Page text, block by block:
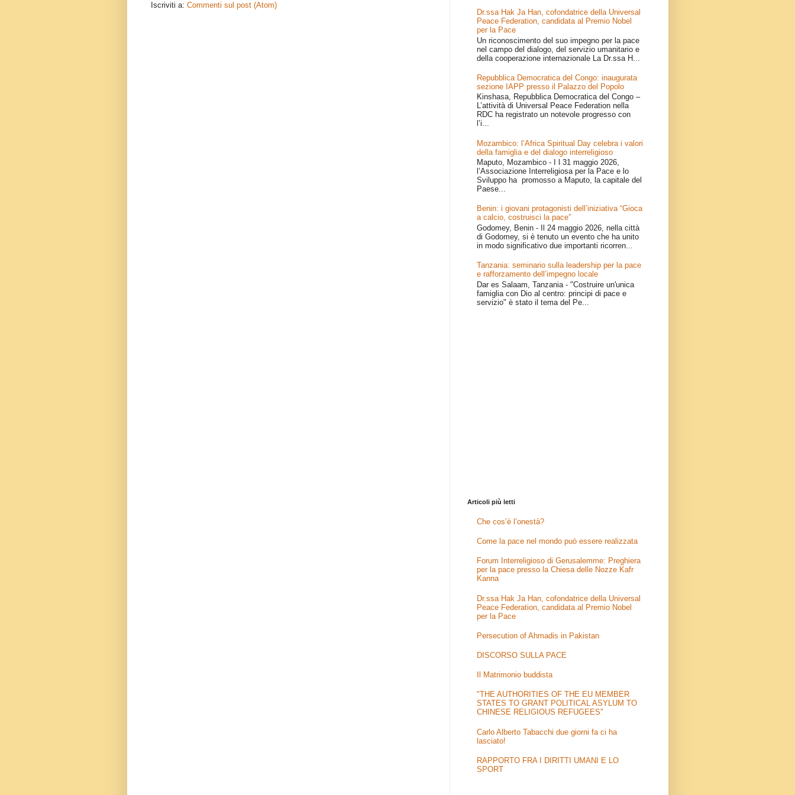
Iscriviti a: Commenti sul post (Atom)
Dr.ssa Hak Ja Han, cofondatrice della Universal
Peace Federation, candidata al Premio Nobel
per la Pace
Un riconoscimento del suo impegno per la pace
nel campo del dialogo, del servizio umanitario e
della cooperazione internazionale La Dr.ssa H...
Repubblica Democratica del Congo: inaugurata
sezione IAPP presso il Palazzo del Popolo
Kinshasa, Repubblica Democratica del Congo –
L’attività di Universal Peace Federation nella
RDC ha registrato un notevole progresso con
l’i...
Mozambico: l’Africa Spiritual Day celebra i valori
della famiglia e del dialogo interreligioso
Maputo, Mozambico - I l 31 maggio 2026,
l’Associazione Interreligiosa per la Pace e lo
Sviluppo ha promosso a Maputo, la capitale del
Paese...
Benin: i giovani protagonisti dell’iniziativa “Gioca
a calcio, costruisci la pace”
Godomey, Benin - Il 24 maggio 2026, nella città
di Godomey, si è tenuto un evento che ha unito
in modo significativo due importanti ricorren...
Tanzania: seminario sulla leadership per la pace
e rafforzamento dell’impegno locale
Dar es Salaam, Tanzania - "Costruire un'unica
famiglia con Dio al centro: principi di pace e
servizio" è stato il tema del Pe...
Articoli più letti
Che cos’è l’onestà?
Come la pace nel mondo può essere realizzata
Forum Interreligioso di Gerusalemme: Preghiera
per la pace presso la Chiesa delle Nozze Kafr
Kanna
Dr.ssa Hak Ja Han, cofondatrice della Universal
Peace Federation, candidata al Premio Nobel
per la Pace
Persecution of Ahmadis in Pakistan
DISCORSO SULLA PACE
Il Matrimonio buddista
"THE AUTHORITIES OF THE EU MEMBER
STATES TO GRANT POLITICAL ASYLUM TO
CHINESE RELIGIOUS REFUGEES"
Carlo Alberto Tabacchi due giorni fa ci ha
lasciato!
RAPPORTO FRA I DIRITTI UMANI E LO
SPORT